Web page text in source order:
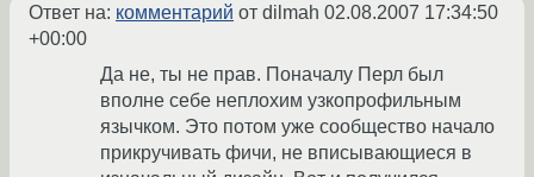
Ответ на: комментарий от dilmah 02.08.2007 17:34:50
+00:00
Да не, ты не прав. Поначалу Перл был
вполне себе неплохим узкопрофильным
язычком. Это потом уже сообщество начало
прикручивать фичи, не вписывающиеся в